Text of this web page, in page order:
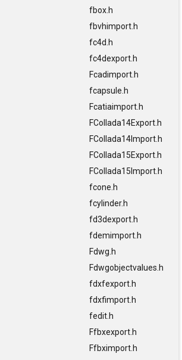
fbox.h
fbvhimport.h
fc4d.h
fc4dexport.h
Fcadimport.h
fcapsule.h
Fcatiaimport.h
FCollada14Export.h
FCollada14Import.h
FCollada15Export.h
FCollada15Import.h
fcone.h
fcylinder.h
fd3dexport.h
fdemimport.h
Fdwg.h
Fdwgobjectvalues.h
fdxfexport.h
fdxfimport.h
fedit.h
Ffbxexport.h
Ffbximport.h